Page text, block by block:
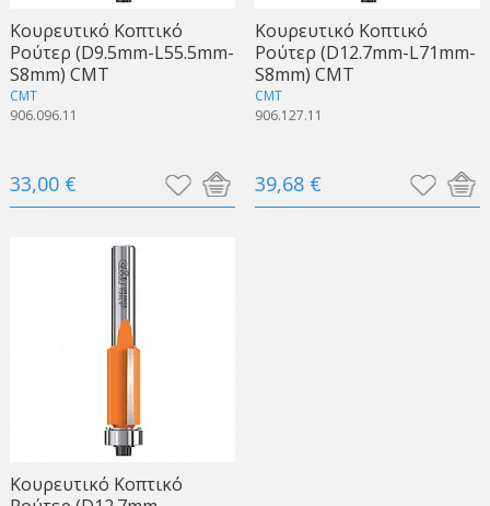
Κουρευτικό Κοπτικό
Ρούτερ (D9.5mm-L55.5mm-
S8mm) CMT
CMT
906.096.11
33,00 €
Κουρευτικό Κοπτικό
Ρούτερ (D12.7mm-L71mm-
S8mm) CMT
CMT
906.127.11
39,68 €
Κουρευτικό Κοπτικό